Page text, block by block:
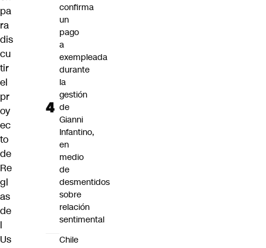
pa
ra
dis
cu
tir
el
pr
oy
ec
to
de
Re
gl
as
de
l
Us
confirma
un
pago
a
exempleada
durante
la
gestión
de
Gianni
Infantino,
en
medio
de
desmentidos
sobre
relación
sentimental
Chile